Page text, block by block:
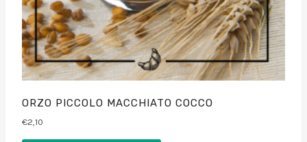
ORZO PICCOLO MACCHIATO COCCO
€2,10